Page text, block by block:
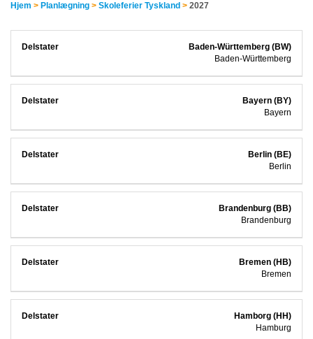
Hjem > Planlægning > Skoleferier Tyskland > 2027
Baden-Württemberg (BW)
Baden-Württemberg
Bayern (BY)
Bayern
Berlin (BE)
Berlin
Brandenburg (BB)
Brandenburg
Bremen (HB)
Bremen
Hamborg (HH)
Hamburg